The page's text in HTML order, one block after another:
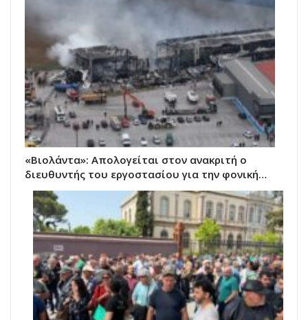
«Βιολάντα»: Απολογείται στον ανακριτή ο
διευθυντής του εργοστασίου για την φονική…